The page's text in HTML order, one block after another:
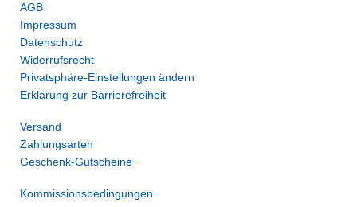
AGB
Impressum
Datenschutz
Widerrufsrecht
Privatsphäre-Einstellungen ändern
Erklärung zur Barrierefreiheit
Versand
Zahlungsarten
Geschenk-Gutscheine
Kommissionsbedingungen